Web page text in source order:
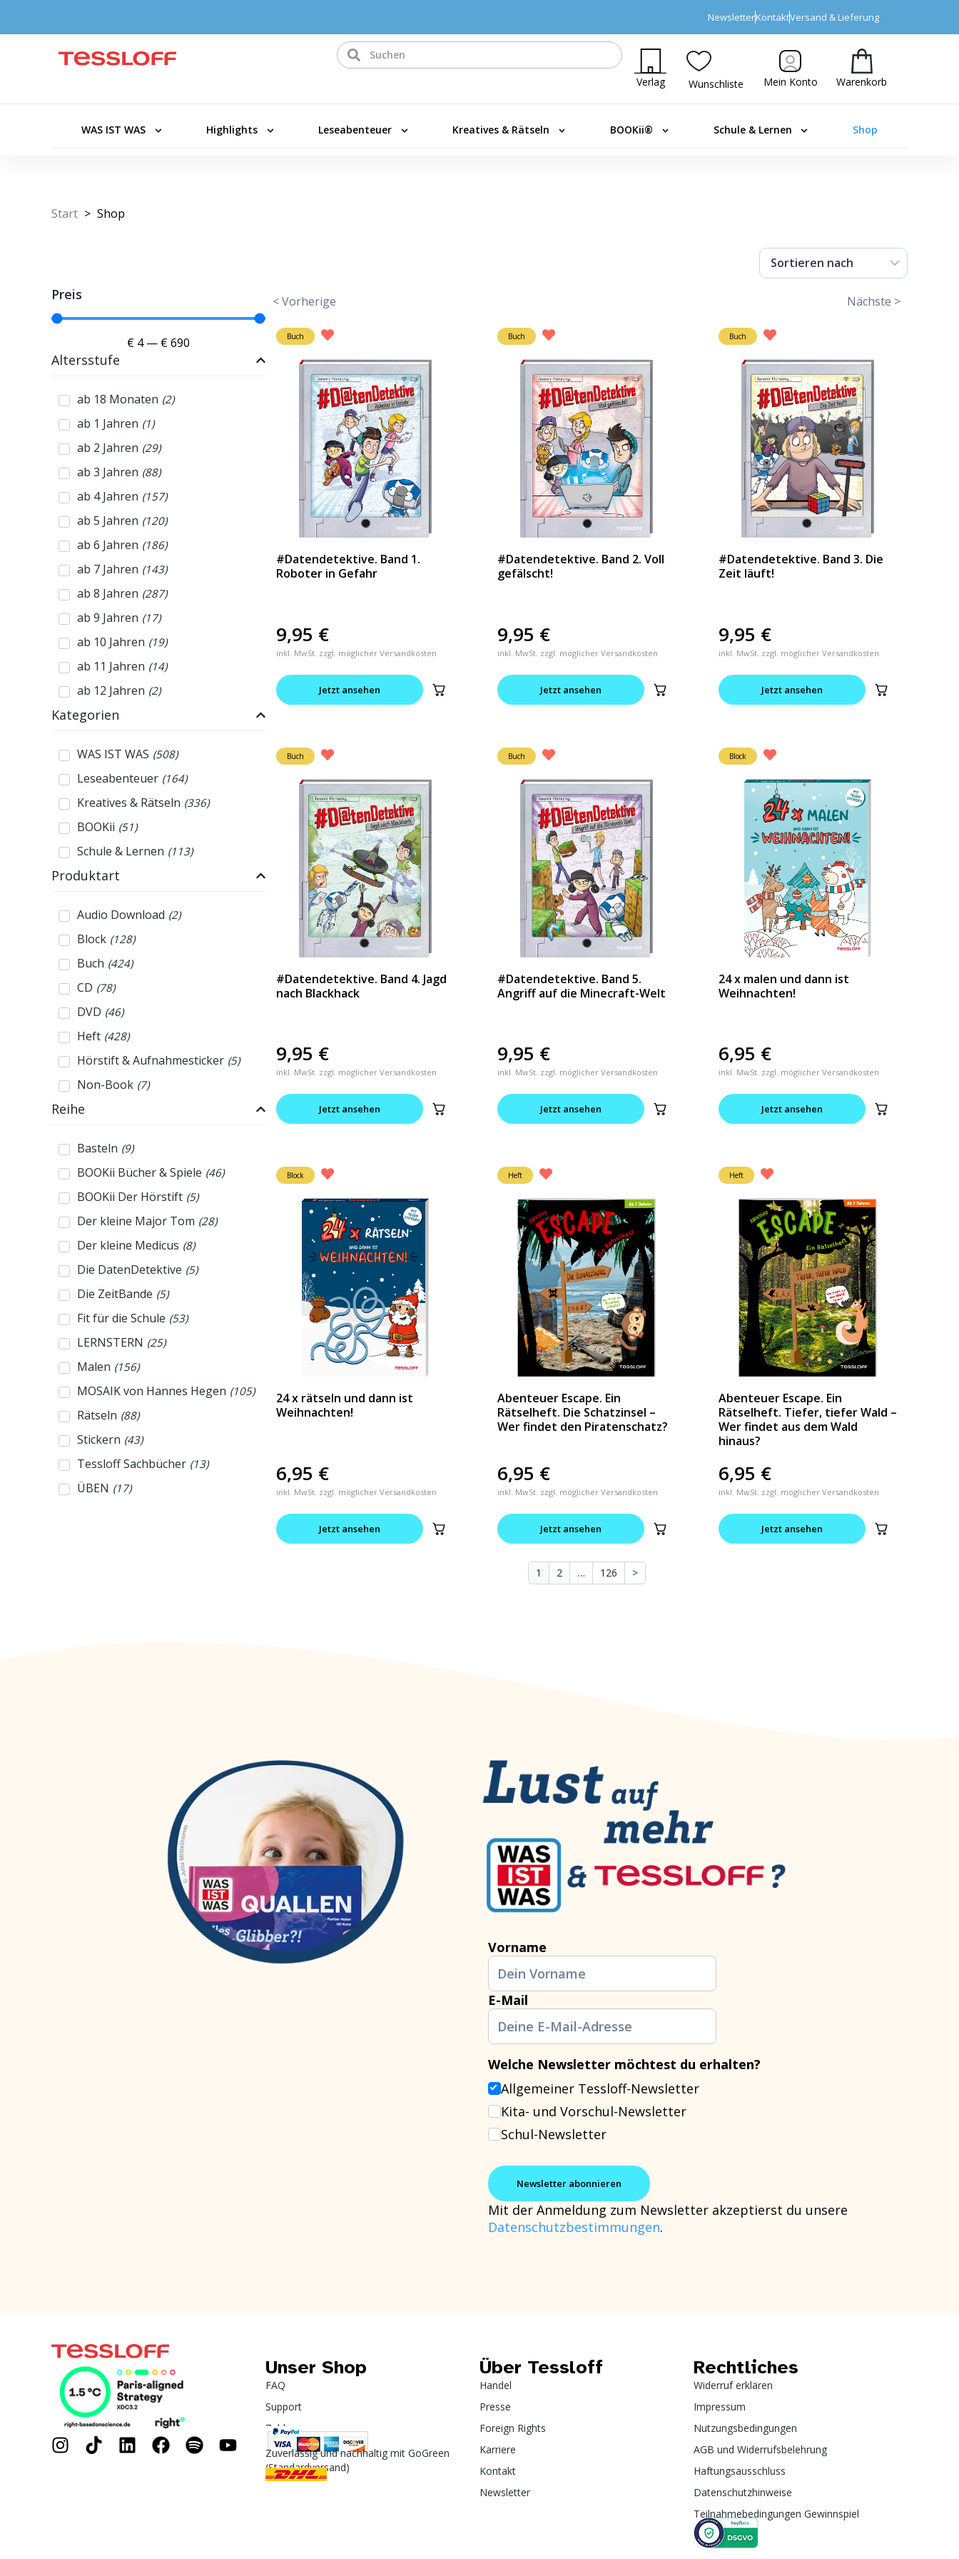
NewsletterKontaktVersand & Lieferung
Verlag Wunschliste Mein Konto Warenkorb
WAS IST WAS Highlights Leseabenteuer Kreatives & Rätseln BOOKii® Schule & Lernen Shop
Start > Shop
Preis
€ 4 — €690
Altersstufe
ab 18 Monaten (2)
ab 1 Jahren (1)
ab 2 Jahren (29)
ab 3 Jahren (88)
ab 4 Jahren (157)
ab 5 Jahren (120)
ab 6 Jahren (186)
ab 7 Jahren (143)
ab 8 Jahren (287)
ab 9 Jahren (17)
ab 10 Jahren (19)
ab 11 Jahren (14)
ab 12 Jahren (2)
Kategorien
WAS IST WAS (508)
Leseabenteuer (164)
Kreatives & Rätseln (336)
BOOKii (51)
Schule & Lernen (113)
Produktart
Audio Download (2)
Block (128)
Buch (424)
CD (78)
DVD (46)
Heft (428)
Hörstift & Aufnahmesticker (5)
Non-Book (7)
Reihe
Basteln (9)
BOOKii Bücher & Spiele (46)
BOOKii Der Hörstift (5)
Der kleine Major Tom (28)
Der kleine Medicus (8)
Die DatenDetektive (5)
Die ZeitBande (5)
Fit für die Schule (53)
LERNSTERN (25)
Malen (156)
MOSAIK von Hannes Hegen (105)
Rätseln (88)
Stickern (43)
Tessloff Sachbücher (13)
ÜBEN (17)
WAS IST WAS Meine Welt
WAS IST WAS mit Matthias
(3
WAS IST WAS Quizblöcke (30
WAS IST WAS Sticker- und
(25)
(12)
< Vorherige Nächste >
Buch
#Datendetektive. Band 1.
Roboter in Gefahr
9,95 €
inkl. MwSt. zzgl. möglicher Versandkosten
Jetzt ansehen
Buch
#Datendetektive. Band 2. Voll
gefälscht!
9,95 €
inkl. MwSt. zzgl. möglicher Versandkosten
Jetzt ansehen
Buch
#Datendetektive. Band 3. Die
Zeit läuft!
9,95 €
inkl. MwSt. zzgl. möglicher Versandkosten
Jetzt ansehen
Buch
#Datendetektive. Band 4. Jagd
nach Blackhack
9,95 €
inkl. MwSt. zzgl. möglicher Versandkosten
Jetzt ansehen
Buch
#Datendetektive. Band 5.
Angriff auf die Minecraft-Welt
9,95 €
inkl. MwSt. zzgl. möglicher Versandkosten
Jetzt ansehen
Block
24 x malen und dann ist
Weihnachten!
6,95 €
inkl. MwSt. zzgl. möglicher Versandkosten
Jetzt ansehen
Block
24 x rätseln und dann ist
Weihnachten!
6,95 €
inkl. MwSt. zzgl. möglicher Versandkosten
Jetzt ansehen
Heft
Abenteuer Escape. Ein
Rätselheft. Die Schatzinsel –
Wer findet den Piratenschatz?
6,95 €
inkl. MwSt. zzgl. möglicher Versandkosten
Jetzt ansehen
Heft
Abenteuer Escape. Ein
Rätselheft. Tiefer, tiefer Wald –
Wer findet aus dem Wald
hinaus?
6,95 €
inkl. MwSt. zzgl. möglicher Versandkosten
Jetzt ansehen
1 2 … 126 >
Vorname
E-Mail
Welche Newsletter möchtest du erhalten?
Allgemeiner Tessloff-Newsletter
Kita- und Vorschul-Newsletter
Schul-Newsletter
Mit der Anmeldung zum Newsletter akzeptierst du unsere
Datenschutzbestimmungen.
Unser Shop
FAQ
Support
Zahlung
Zuverlässig und nachhaltig mit GoGreen
(Standardversand)
Über Tessloff
Handel
Presse
Foreign Rights
Karriere
Kontakt
Newsletter
Rechtliches
Widerruf erklären
Impressum
Nutzungsbedingungen
AGB und Widerrufsbelehrung
Haftungsausschluss
Datenschutzhinweise
Teilnahmebedingungen Gewinnspiel